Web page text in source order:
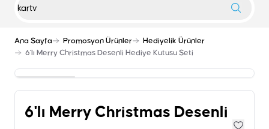
Ana Sayfa Promosyon Ürünler
Hediyelik Ürünler
6'lı Merry Christmas Desenli Hediye Kutusu Seti
6'lı Merry Christmas Desenli